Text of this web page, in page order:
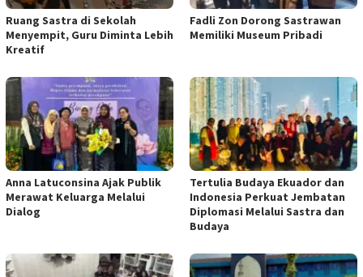
Ruang Sastra di Sekolah
Menyempit, Guru Diminta Lebih
Kreatif
Fadli Zon Dorong Sastrawan
Memiliki Museum Pribadi
Anna Latuconsina Ajak Publik
Merawat Keluarga Melalui
Dialog
Tertulia Budaya Ekuador dan
Indonesia Perkuat Jembatan
Diplomasi Melalui Sastra dan
Budaya